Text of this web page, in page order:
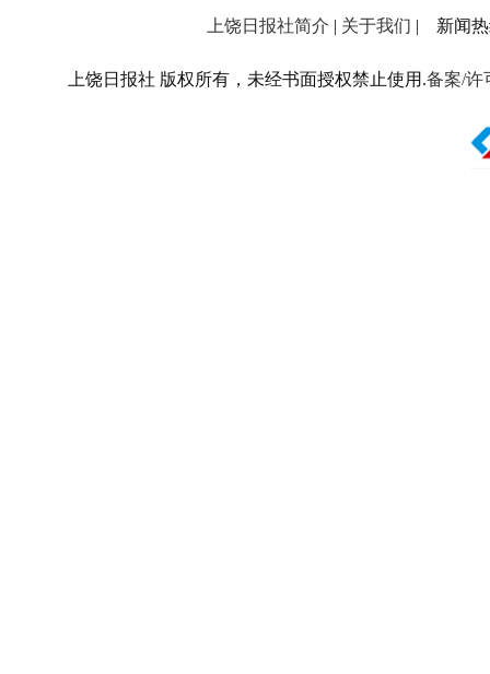
上饶日报社简介 | 关于我们 | 新闻热
上饶日报社 版权所有，未经书面授权禁止使用.备案/许